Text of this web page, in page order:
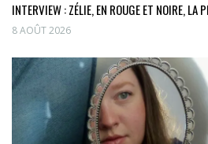
INTERVIEW : ZÉLIE, EN ROUGE ET NOIRE, LA
8 AOÛT 2026